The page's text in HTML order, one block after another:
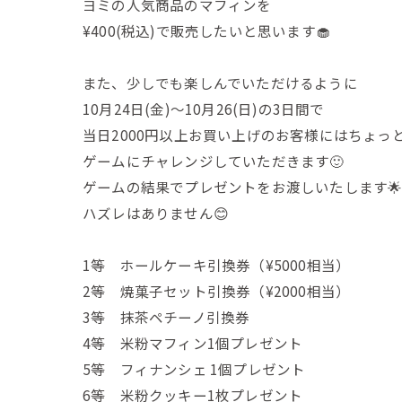
ヨミの人気商品のマフィンを
¥400(税込)で販売したいと思います🧁
また、少しでも楽しんでいただけるように
10月24日(金)〜10月26(日)の3日間で
当日2000円以上お買い上げのお客様にはちょっ
ゲームにチャレンジしていただきます🙂
ゲームの結果でプレゼントをお渡しいたします🌟
ハズレはありません😊
1等 ホールケーキ引換券（¥5000相当）
2等 焼菓子セット引換券（¥2000相当）
3等 抹茶ペチーノ引換券
4等 米粉マフィン1個プレゼント
5等 フィナンシェ 1個プレゼント
6等 米粉クッキー1枚プレゼント